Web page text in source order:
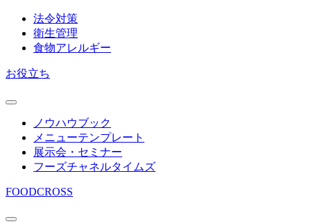
法令対策
衛生管理
食物アレルギー
お役立ち
ノウハウブック
メニューテンプレート
展示会・セミナー
フーズチャネルタイムズ
FOODCROSS